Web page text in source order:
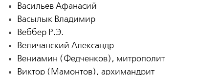
Васильев Афанасий
Васылык Владимир
Веббер Р.Э.
Величанский Александр
Вениамин (Федченков), митрополит
Виктор (Мамонтов), архимандрит